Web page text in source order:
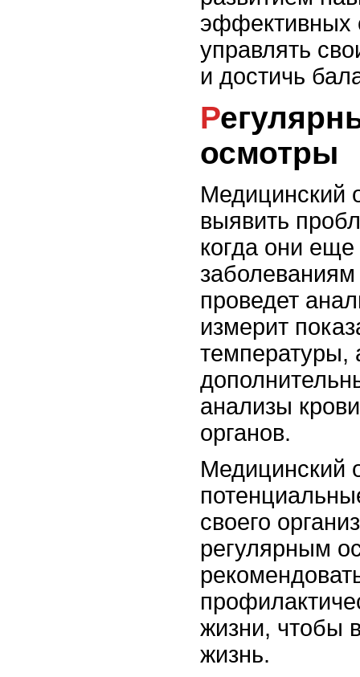
эффективных
управлять
и достичь
Регулярные медицинские
осмотры
Медицинский
выявить
когда они
проведет
измерит
температуры,
анализы
органов.
Медицинский
своего
регулярным
жизни, чтобы
жизнь.